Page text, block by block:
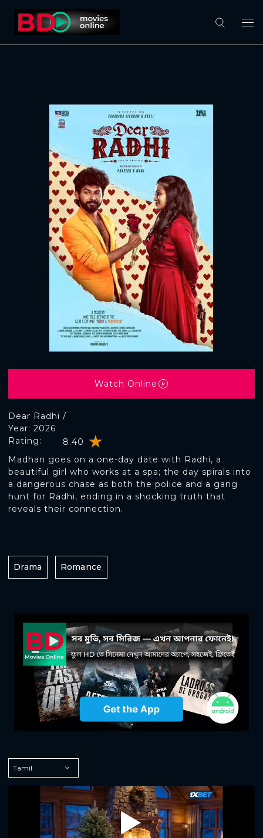
Dear Radhi /
Rating: 8.40
Year: 2026
Madhan goes on a one-day date with Radhi, a
beautiful girl who works at a spa; the day spirals into
a dangerous chase as both the police and a gang
hunt for Radhi, ending in a shocking truth that
reveals their connection.
Watch Online
Drama Romance
Play